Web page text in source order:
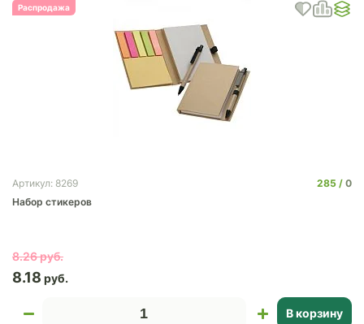
Распродажа
Артикул: 8269 285
0
Набор стикеров
8.26
8.18
В корзину